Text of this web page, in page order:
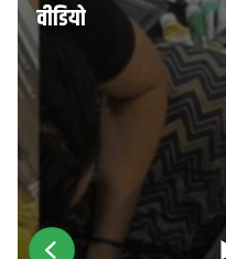
और देखें वीडियो